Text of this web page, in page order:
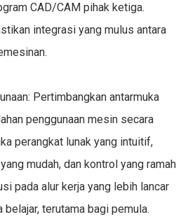
CAD/CAM pihak ketiga.
integrasi yang mulus antara
Pertimbangkan antarmuka
penggunaan mesin secara
perangkat lunak yang intuitif,
mudah, dan kontrol yang ramah
pada alur kerja yang lebih lancar
belajar, terutama bagi pemula.